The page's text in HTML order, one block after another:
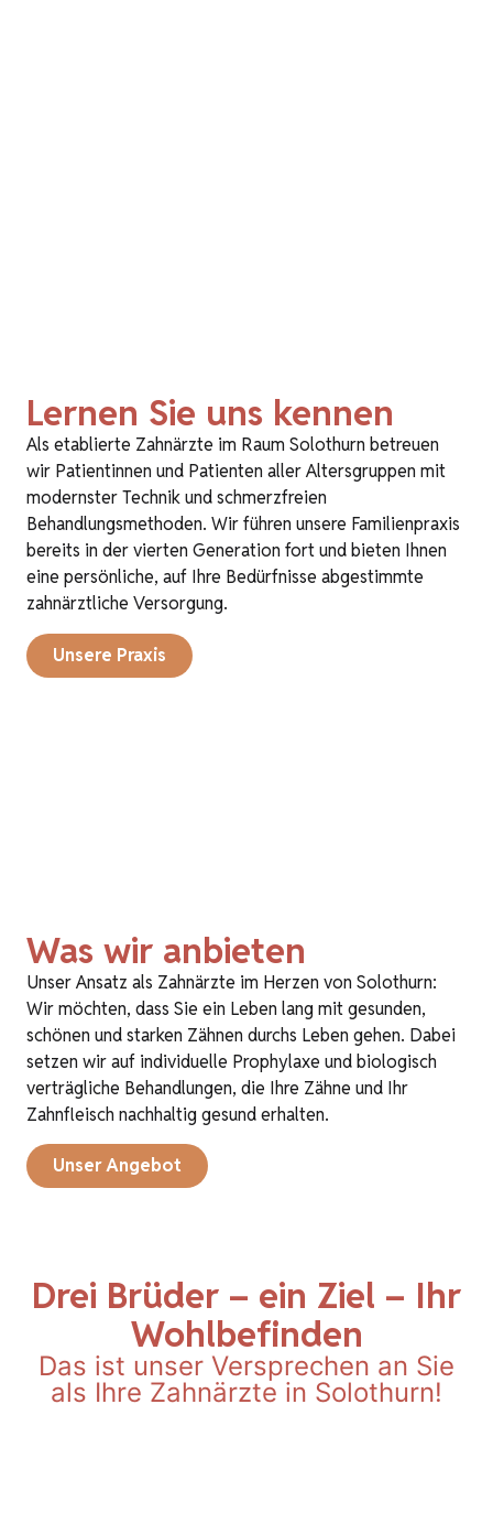
Lernen Sie uns kennen
Als etablierte Zahnärzte im Raum Solothurn betreuen
wir Patientinnen und Patienten aller Altersgruppen mit
modernster Technik und schmerzfreien
Behandlungsmethoden. Wir führen unsere Familienpraxis
bereits in der vierten Generation fort und bieten Ihnen
eine persönliche, auf Ihre Bedürfnisse abgestimmte
zahnärztliche Versorgung.
Unsere Praxis
Was wir anbieten
Unser Ansatz als Zahnärzte im Herzen von Solothurn:
Wir möchten, dass Sie ein Leben lang mit gesunden,
schönen und starken Zähnen durchs Leben gehen. Dabei
setzen wir auf individuelle Prophylaxe und biologisch
verträgliche Behandlungen, die Ihre Zähne und Ihr
Zahnfleisch nachhaltig gesund erhalten.
Unser Angebot
Drei Brüder – ein Ziel – Ihr
Wohlbefinden
Das ist unser Versprechen an Sie
als Ihre Zahnärzte in Solothurn!